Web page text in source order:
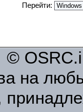
Перейти:
©
на